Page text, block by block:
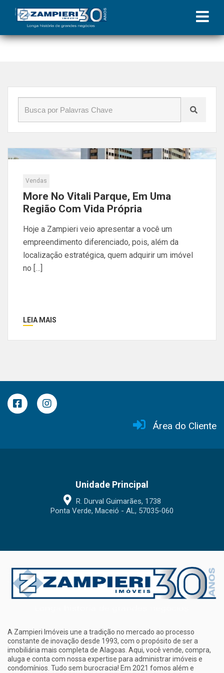
Início»Blog»compra de imóveis em maceió
Vendas
More No Vitali Parque, Em Uma
Região Com Vida Própria
Hoje a Zampieri veio apresentar a você um
empreendimento diferenciado, pois, além da
localização estratégica, quem adquirir um imóvel
no […]
LEIA MAIS
Área do Cliente
Unidade Principal
R. Durval Guimarães, 1738
Ponta Verde, Maceió - AL, 57035-060
A Zampieri Imóveis une a tradição no mercado ao processo
constante de inovação desde 1993, com o propósito de ser a
imobiliária mais completa de Alagoas. Aqui, você vende, compra,
aluga e conta com nossa expertise para administrar imóveis e
condomínios. Tudo sem burocracia! Em 2021 fomos além e